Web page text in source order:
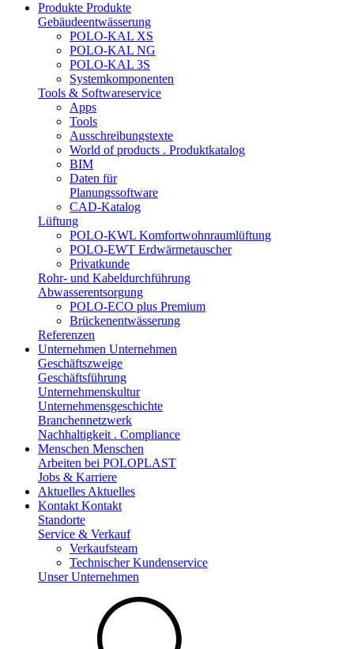
Produkte Produkte
Gebäudeentwässerung
POLO-KAL XS
POLO-KAL NG
POLO-KAL 3S
Systemkomponenten
Tools & Softwareservice
Apps
Tools
Ausschreibungstexte
World of products . Produktkatalog
BIM
Daten für
Planungssoftware
CAD-Katalog
Lüftung
POLO-KWL Komfortwohnraumlüftung
POLO-EWT Erdwärmetauscher
Privatkunde
Rohr- und Kabeldurchführung
Abwasserentsorgung
POLO-ECO plus Premium
Brückenentwässerung
Referenzen
Unternehmen Unternehmen
Geschäftszweige
Geschäftsführung
Unternehmenskultur
Unternehmensgeschichte
Branchennetzwerk
Nachhaltigkeit . Compliance
Menschen Menschen
Arbeiten bei POLOPLAST
Jobs & Karriere
Aktuelles Aktuelles
Kontakt Kontakt
Standorte
Service & Verkauf
Verkaufsteam
Technischer Kundenservice
Unser Unternehmen